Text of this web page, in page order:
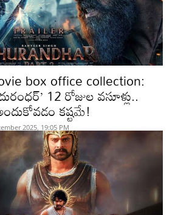
box office collection:
12 రోజుల వసూళ్లు..
కష్టమే!
2025, 19:05 PM